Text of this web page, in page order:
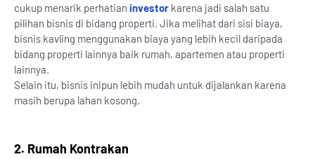
cukup menarik perhatian investor karena jadi salah satu
pilihan bisnis di bidang properti. Jika melihat dari sisi biaya,
bisnis kavling menggunakan biaya yang lebih kecil daripada
bidang properti lainnya baik rumah, apartemen atau properti
lainnya.
Selain itu, bisnis inipun lebih mudah untuk dijalankan karena
masih berupa lahan kosong.
2. Rumah Kontrakan